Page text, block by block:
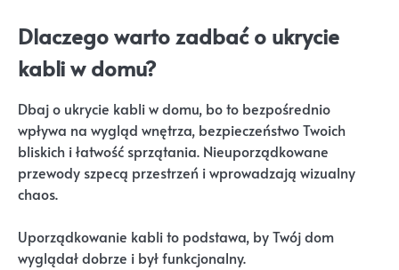
Dlaczego warto zadbać o ukrycie
kabli w domu?
Dbaj o ukrycie kabli w domu, bo to bezpośrednio
wpływa na wygląd wnętrza, bezpieczeństwo Twoich
bliskich i łatwość sprzątania. Nieuporządkowane
przewody szpecą przestrzeń i wprowadzają wizualny
chaos.
Uporządkowanie kabli to podstawa, by Twój dom
wyglądał dobrze i był funkcjonalny.